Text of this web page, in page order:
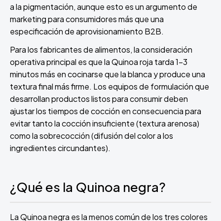
a la pigmentación, aunque esto es un argumento de
marketing para consumidores más que una
especificación de aprovisionamiento B2B.
Para los fabricantes de alimentos, la consideración
operativa principal es que la Quinoa roja tarda 1-3
minutos más en cocinarse que la blanca y produce una
textura final más firme. Los equipos de formulación que
desarrollan productos listos para consumir deben
ajustar los tiempos de cocción en consecuencia para
evitar tanto la cocción insuficiente (textura arenosa)
como la sobrecocción (difusión del color a los
ingredientes circundantes).
¿Qué es la Quinoa negra?
La Quinoa negra es la menos común de los tres colores